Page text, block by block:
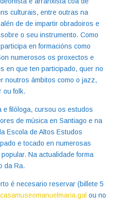
culturais, entre outras na
de de impartir obradoiros e
o seu instrumento. Como
en formacións como
numerosos os proxectos e
en que ten participado, quer no
noutros ámbitos como o jazz,
ou folk.
e filóloga, cursou os estudos
de música en Santiago e na
Escola de Altos Estudos
e tocado en numerosas
Na actualidade forma
da Ra.
é necesario reservar (billete 5
ou no